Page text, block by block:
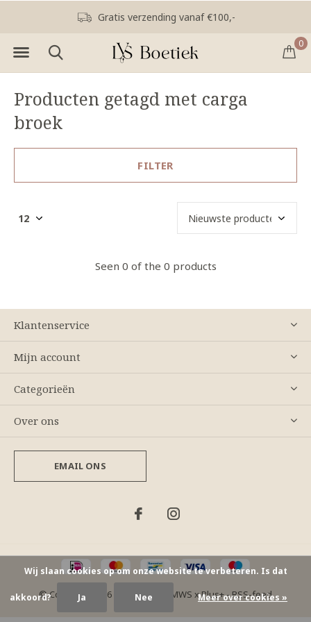
0
Gratis verzending vanaf €100,-
Producten getagd met carga
broek
FILTER
Seen 0 of the 0 products
Klantenservice
Mijn account
Categorieën
Over ons
EMAIL ONS
© Copyright 2026 - Theme By DMWS xPlus+-RSS-feed
Wij slaan cookies op om onze website te verbeteren. Is dat
akkoord? Ja Nee Meer over cookies »